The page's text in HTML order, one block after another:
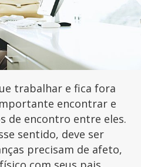
trabalhar e fica fora
encontrar e
de encontro entre eles.
sentido, deve ser
precisam de afeto,